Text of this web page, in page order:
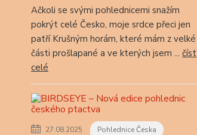
Ačkoli se svými pohlednicemi snažím
pokrýt celé Česko, moje srdce přeci jen
patří Krušným horám, které mám z velké
části prošlapané a ve kterých jsem ... číst
celé
27.08.2025 Pohlednice Česka